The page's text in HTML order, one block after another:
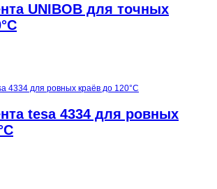
UNIBOB для точных
tesa 4334 для ровных